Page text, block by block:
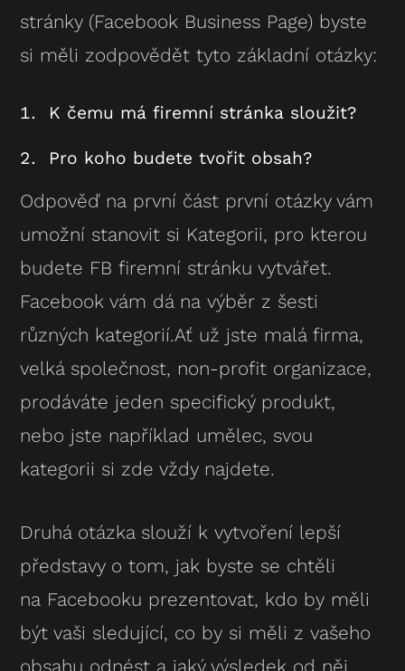
stránky (Facebook Business Page) byste
si měli zodpovědět tyto základní otázky:
K čemu má firemní stránka sloužit?
Pro koho budete tvořit obsah?
Odpověď na první část první otázky vám
umožní stanovit si Kategorii, pro kterou
budete FB firemní stránku vytvářet.
Facebook vám dá na výběr z šesti
různých kategorií.Ať už jste malá firma,
velká společnost, non-profit organizace,
prodáváte jeden specifický produkt,
nebo jste například umělec, svou
kategorii si zde vždy najdete.
Druhá otázka slouží k vytvoření lepší
představy o tom, jak byste se chtěli
na Facebooku prezentovat, kdo by měli
být vaši sledující, co by si měli z vašeho
obsahu odnést a jaký výsledek od něj